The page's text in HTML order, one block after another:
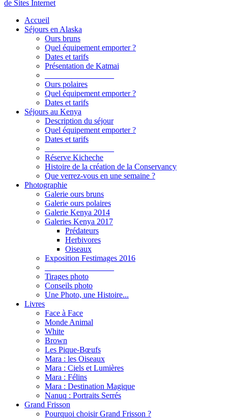
de Sites Internet
Accueil
Séjours en Alaska
Ours bruns
Quel équipement emporter ?
Dates et tarifs
Présentation de Katmai
Ours polaires
Quel équipement emporter ?
Dates et tarifs
Séjours au Kenya
Description du séjour
Quel équipement emporter ?
Dates et tarifs
Réserve Kicheche
Histoire de la création de la Conservancy
Que verrez-vous en une semaine ?
Photographie
Galerie ours bruns
Galerie ours polaires
Galerie Kenya 2014
Galeries Kenya 2017
Prédateurs
Herbivores
Oiseaux
Exposition Festimages 2016
Tirages photo
Conseils photo
Une Photo, une Histoire...
Livres
Face à Face
Monde Animal
White
Brown
Les Pique-Bœufs
Mara : les Oiseaux
Mara : Ciels et Lumières
Mara : Félins
Mara : Destination Magique
Nanuq : Portraits Serrés
Grand Frisson
Pourquoi choisir Grand Frisson ?